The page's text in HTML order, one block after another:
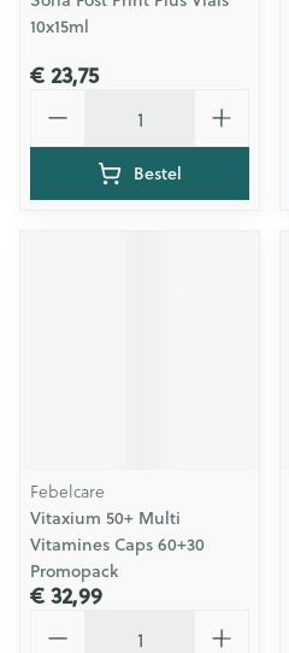
10x15ml
€ 23,75
Bestel
Febelcare
Vitaxium 50+ Multi
Vitamines Caps 60+30
Promopack
€ 32,99